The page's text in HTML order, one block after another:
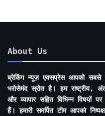
About Us
ब्रेकिंग न्यूज़ एक्सप्रेस आपको सबसे
भरोसेमंद स्रोत है। हम राष्ट्रीय,
और व्यापार सहित विभिन्न विषयों
हैं। हमारी समर्पित टीम आपको